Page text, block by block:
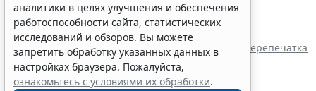
Показать все материалы
Источник:
Государственный совет Республики Татарстан
Перепечатка
аналитики в целях улучшения и обеспечения
работоспособности сайта, статистических
исследований и обзоров. Вы можете
запретить обработку указанных данных в
настройках браузера. Пожалуйста,
ознакомьтесь с условиями их обработки.